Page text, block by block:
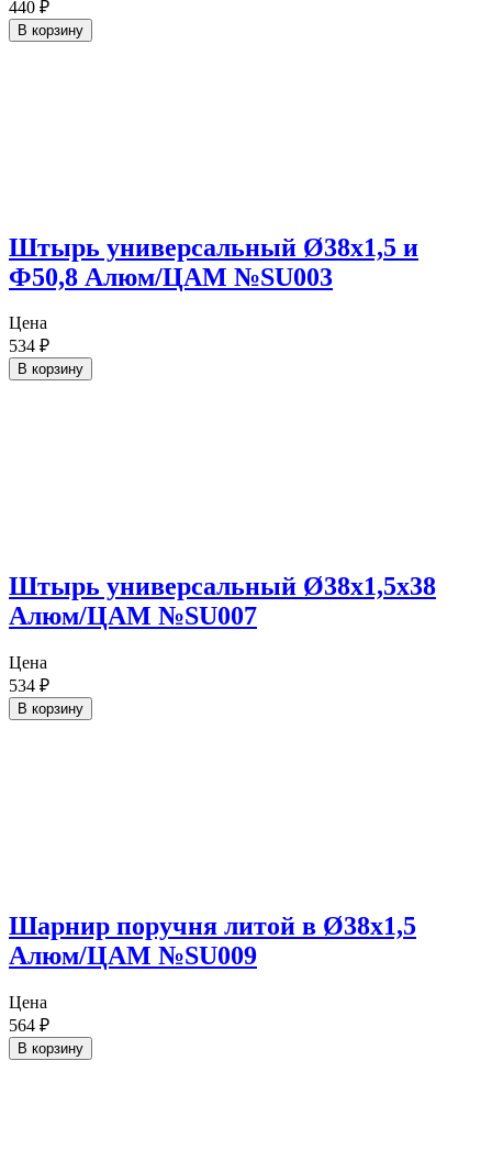
440 ₽
В корзину
Штырь универсальный Ø38х1,5 и
Ф50,8 Алюм/ЦАМ №SU003
Цена
534 ₽
В корзину
Штырь универсальный Ø38х1,5х38
Алюм/ЦАМ №SU007
Цена
534 ₽
В корзину
Шарнир поручня литой в Ø38х1,5
Алюм/ЦАМ №SU009
Цена
564 ₽
В корзину